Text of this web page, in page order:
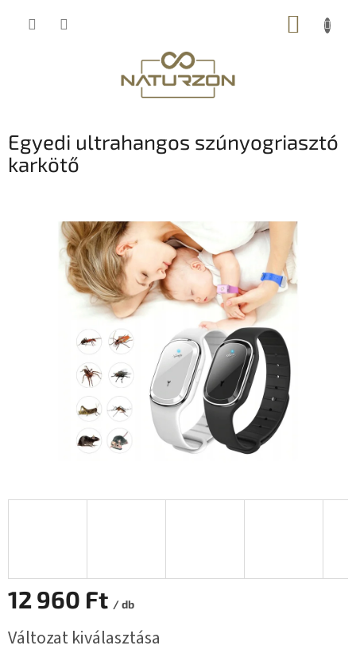
KOSÁR
Egyedi ultrahangos szúnyogriasztó
karkötő
12 960 Ft / db
Változat kiválasztása